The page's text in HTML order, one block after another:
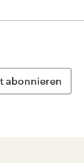
abonnieren